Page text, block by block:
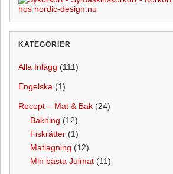
KATEGORIER
Alla Inlägg (111)
Engelska (1)
Recept – Mat & Bak (24)
Bakning (12)
Fiskrätter (1)
Matlagning (12)
Min bästa Julmat (11)